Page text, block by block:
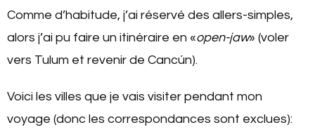
Comme d’habitude, j’ai réservé des allers-simples,
alors j’ai pu faire un itinéraire en «open-jaw» (voler
vers Tulum et revenir de Cancún).
Voici les villes que je vais visiter pendant mon
voyage (donc les correspondances sont exclues):